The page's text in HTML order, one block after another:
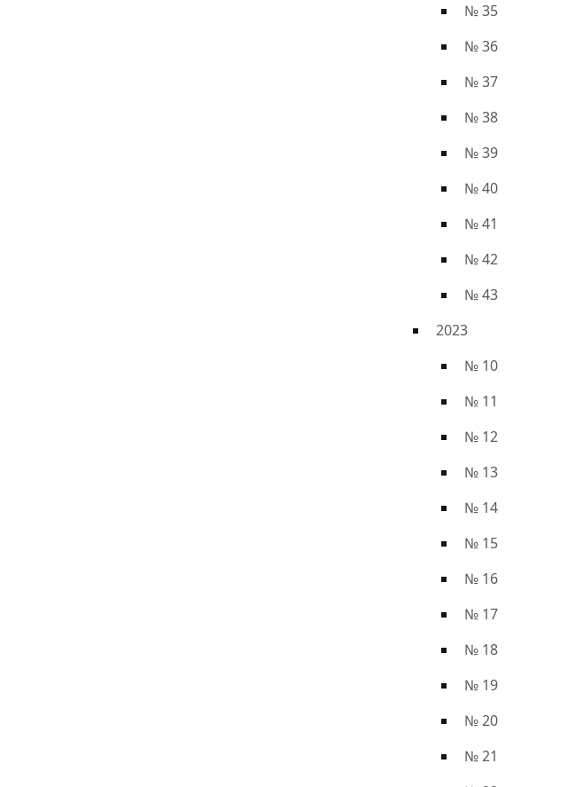
№ 35
№ 36
№ 37
№ 38
№ 39
№ 40
№ 41
№ 42
№ 43
2023
№ 10
№ 11
№ 12
№ 13
№ 14
№ 15
№ 16
№ 17
№ 18
№ 19
№ 20
№ 21